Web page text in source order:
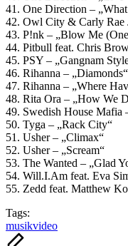
41. One Direction –
42. Owl City & Carly Rae
43. P!nk – „Blow Me
44. Pitbull feat. Chris
45. PSY – „Gangnam
46. Rihanna – „Diamonds“
47. Rihanna – „Where
48. Rita Ora – „How We
49. Swedish House Mafia
50. Tyga – „Rack City“
51. Usher – „Climax“
52. Usher – „Scream“
53. The Wanted – „Glad
54. Will.I.Am feat. Eva
55. Zedd feat. Matthew
Tags:
musikvideo